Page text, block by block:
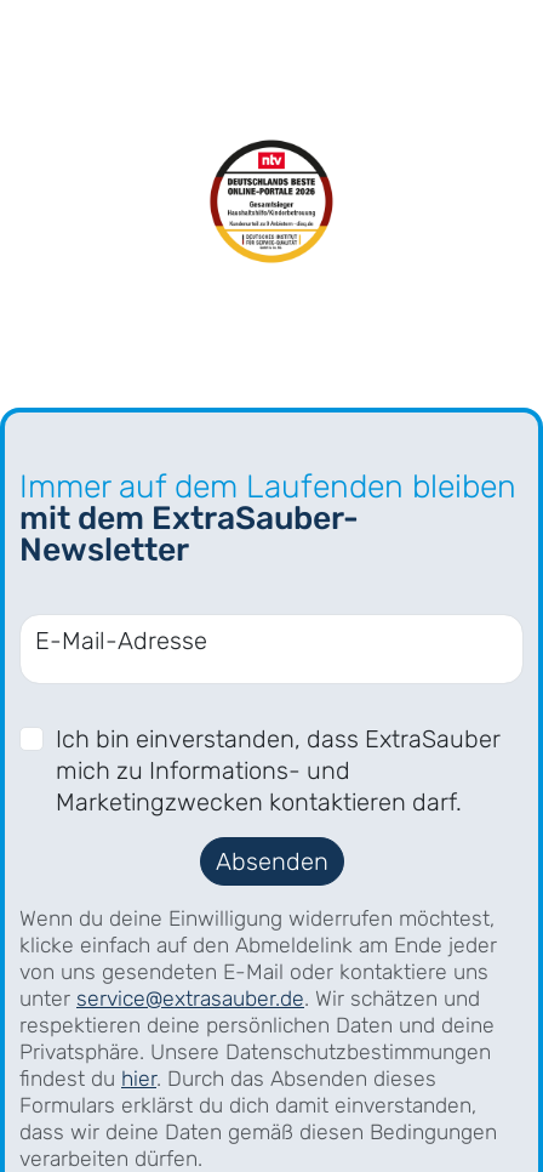
Immer auf dem Laufenden bleiben
mit dem ExtraSauber-
Newsletter
E-Mail-Adresse
Ich bin einverstanden, dass ExtraSauber
mich zu Informations- und
Marketingzwecken kontaktieren darf.
Absenden
Wenn du deine Einwilligung widerrufen möchtest,
klicke einfach auf den Abmeldelink am Ende jeder
von uns gesendeten E-Mail oder kontaktiere uns
unter service@extrasauber.de. Wir schätzen und
respektieren deine persönlichen Daten und deine
Privatsphäre. Unsere Datenschutzbestimmungen
findest du hier. Durch das Absenden dieses
Formulars erklärst du dich damit einverstanden,
dass wir deine Daten gemäß diesen Bedingungen
verarbeiten dürfen.